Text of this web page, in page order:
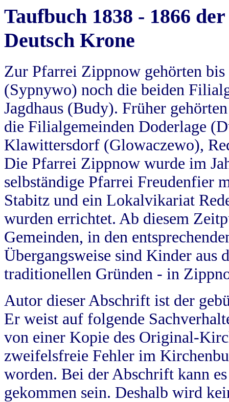
Taufbuch 1838 - 1866
Deutsch Krone
Zur Pfarrei Zippnow gehörten
(Sypnywo) noch die beiden
Jagdhaus (Budy). Früher
die Filialgemeinden Doderlage
Klawittersdorf (Glowaczewo),
Die Pfarrei Zippnow wurde im
selbständige Pfarrei Freudenfier
Stabitz und ein Lokalvikariat
wurden errichtet. Ab diesem
Gemeinden, in den
Übergangsweise sind Kinder aus
traditionellen Gründen - in
Autor dieser Abschrift ist der
Er weist auf folgende
von einer Kopie des Original-
zweifelsfreie Fehler im
worden. Bei der Abschrift kann
gekommen sein. Deshalb wird